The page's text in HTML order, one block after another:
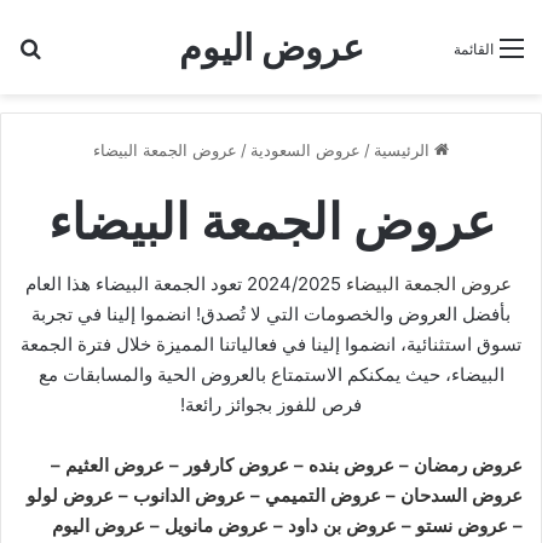
عروض اليوم القائمة
الرئيسية / عروض السعودية / عروض الجمعة البيضاء
عروض الجمعة البيضاء
عروض الجمعة البيضاء
2024/2025 تعود الجمعة البيضاء هذا العام
بأفضل العروض والخصومات التي لا تُصدق! انضموا إلينا في تجربة
تسوق استثنائية، انضموا إلينا في فعالياتنا المميزة خلال فترة الجمعة
البيضاء، حيث يمكنكم الاستمتاع بالعروض الحية والمسابقات مع
فرص للفوز بجوائز رائعة!
عروض رمضان – عروض بنده – عروض كارفور – عروض العثيم –
عروض السدحان – عروض التميمي – عروض الدانوب – عروض لولو
– عروض نستو – عروض بن داود – عروض مانويل – عروض اليوم